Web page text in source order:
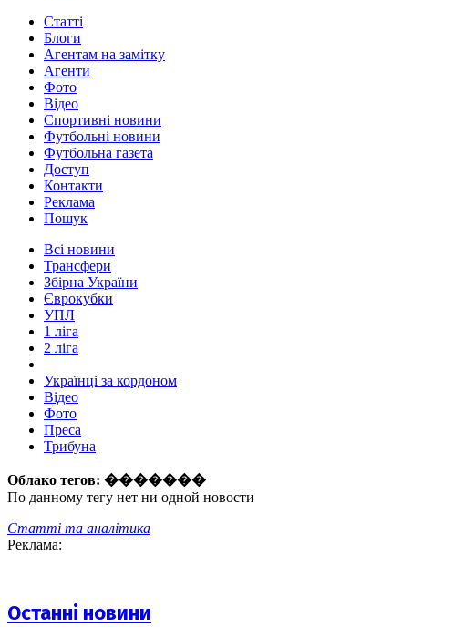
Статті
Блоги
Агентам на замітку
Агенти
Фото
Відео
Спортивні новини
Футбольні новини
Футбольна газета
Доступ
Контакти
Реклама
Пошук
Всі новини
Трансфери
Збірна України
Єврокубки
УПЛ
1 ліга
2 ліга
Українці за кордоном
Відео
Фото
Преса
Трибуна
Облако тегов: �������
По данному тегу нет ни одной новости
Статті та аналітика
Реклама:
Останні новини